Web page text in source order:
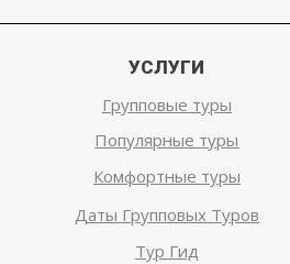
УСЛУГИ
Групповые туры
Популярные туры
Комфортные туры
Даты Групповых Туров
Тур Гид